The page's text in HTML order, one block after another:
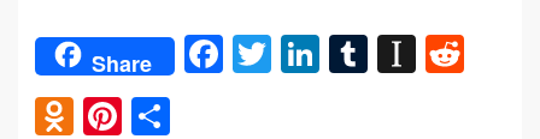
Share Facebook
TwitterLinkedIn
Tumblr
Odnoklassniki
Pinterest